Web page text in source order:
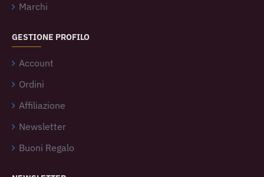
Marchi
GESTIONE PROFILO
Account
Ordini
Affiliazione
Newsletter
Buoni Regalo